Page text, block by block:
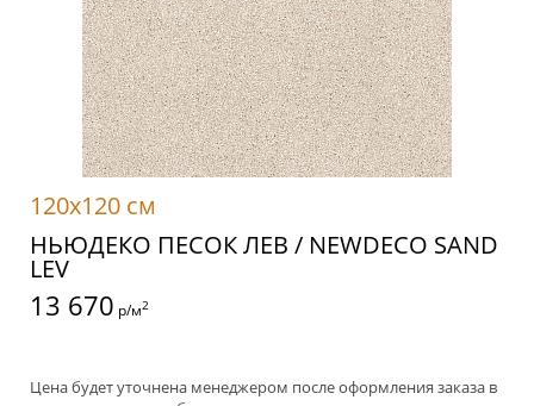
120x120 см
НЬЮДЕКО ПЕСОК ЛЕВ / NEWDECO SAND
LEV
13 670 р/м2
Цена будет уточнена менеджером после оформления заказа в